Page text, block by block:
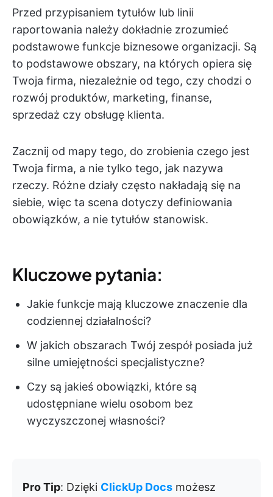
Przed przypisaniem tytułów lub linii
raportowania należy dokładnie zrozumieć
podstawowe funkcje biznesowe organizacji. Są
to podstawowe obszary, na których opiera się
Twoja firma, niezależnie od tego, czy chodzi o
rozwój produktów, marketing, finanse,
sprzedaż czy obsługę klienta.
Zacznij od mapy tego, do zrobienia czego jest
Twoja firma, a nie tylko tego, jak nazywa
rzeczy. Różne działy często nakładają się na
siebie, więc ta scena dotyczy definiowania
obowiązków, a nie tytułów stanowisk.
Kluczowe pytania:
Jakie funkcje mają kluczowe znaczenie dla
codziennej działalności?
W jakich obszarach Twój zespół posiada już
silne umiejętności specjalistyczne?
Czy są jakieś obowiązki, które są
udostępniane wielu osobom bez
wyczyszczonej własności?
Pro Tip: Dzięki ClickUp Docs możesz